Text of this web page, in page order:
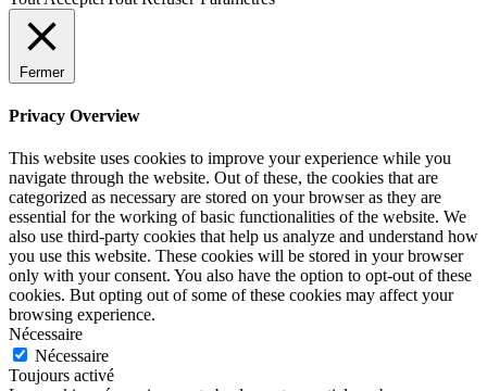
Fermer
Privacy Overview
This website uses cookies to improve your experience while you
navigate through the website. Out of these, the cookies that are
categorized as necessary are stored on your browser as they are
essential for the working of basic functionalities of the website. We
also use third-party cookies that help us analyze and understand how
you use this website. These cookies will be stored in your browser
only with your consent. You also have the option to opt-out of these
cookies. But opting out of some of these cookies may affect your
browsing experience.
Nécessaire
Nécessaire
Toujours activé